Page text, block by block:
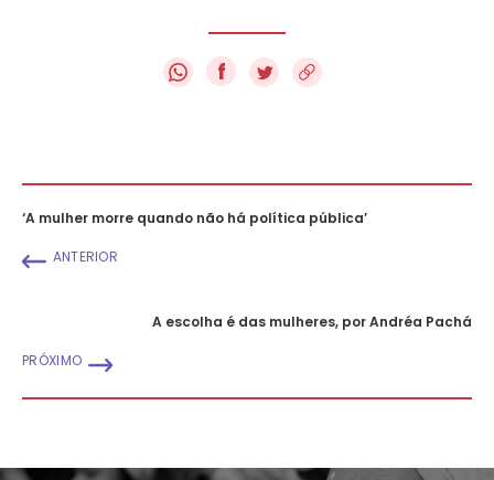
f
‘A mulher morre quando não há política pública’
ANTERIOR
A escolha é das mulheres, por Andréa Pachá
PRÓXIMO